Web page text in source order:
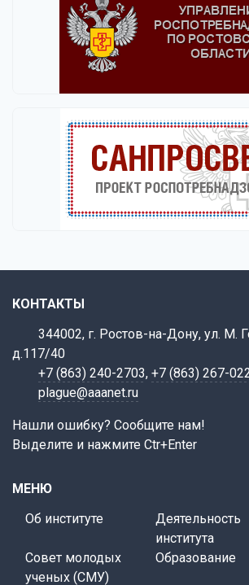
КОНТАКТЫ
344002, г. Ростов-на-Дону, ул. М.
д.117/40
+7 (863) 240-2703, +7 (863) 267-
plague@aaanet.ru
Нашли ошибку? Сообщите нам!
Выделите и нажмите Ctr+Enter
МЕНЮ
Об институте
Деятельность
института
Совет молодых
ученых (СМУ)
Образование